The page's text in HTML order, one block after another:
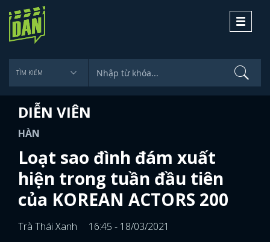
Toggle
DIỄN VIÊN
HÀN
Loạt sao đình đám xuất
hiện trong tuần đầu tiên
của KOREAN ACTORS 200
Trà Thái Xanh
16:45 - 18/03/2021